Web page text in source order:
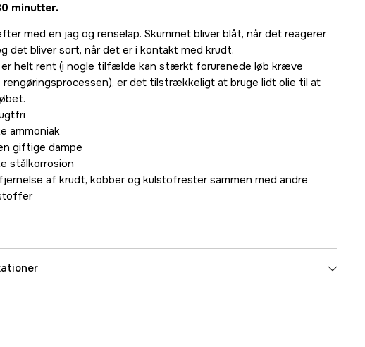
minutter.
med en jag og renselap. Skummet bliver blåt, når det reagerer
det bliver sort, når det er i kontakt med krudt.
helt rent (i nogle tilfælde kan stærkt forurenede løb kræve
er det tilstrækkeligt at bruge lidt olie til at
ammoniak
giftige dampe
stålkorrosion
af krudt, kobber og kulstofrester sammen med andre